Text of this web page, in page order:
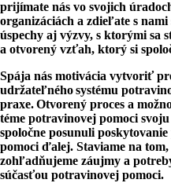
prijímate nás vo svojich
organizáciách a zdieľate s
úspechy aj výzvy, s ktorými sa
a otvorený vzťah, ktorý si
Spája nás motivácia vytvoriť
udržateľnéhosystému
praxe.Otvorený proces a mo
téme potravinovej pomoci svoju
spoločne posunuli
pomoci ďalej. Staviame na tom,
zohľadňujeme záujmy a
súčasťou potravinovej pomoci.